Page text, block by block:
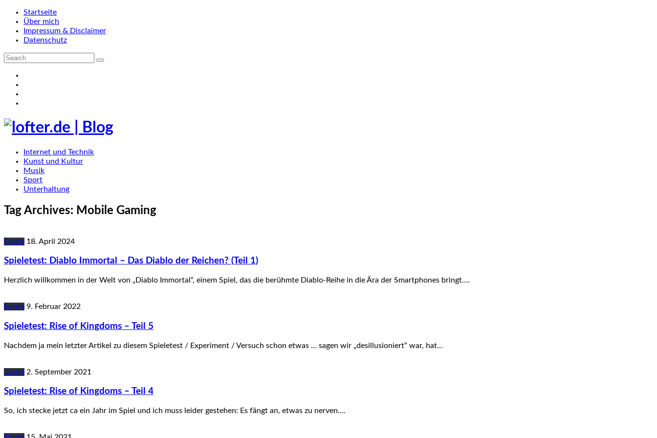
Startseite
Über mich
Impressum & Disclaimer
Datenschutz
Internet und Technik
Kunst und Kultur
Musik
Sport
Unterhaltung
Tag Archives: Mobile Gaming
Spiele 18. April 2024
Spieletest: Diablo Immortal – Das Diablo der Reichen? (Teil 1)
Herzlich willkommen in der Welt von „Diablo Immortal“, einem Spiel, das die berühmte Diablo-Reihe in die Ära der Smartphones bringt….
Spiele 9. Februar 2022
Spieletest: Rise of Kingdoms – Teil 5
Nachdem ja mein letzter Artikel zu diesem Spieletest / Experiment / Versuch schon etwas … sagen wir „desillusioniert“ war, hat…
Spiele 2. September 2021
Spieletest: Rise of Kingdoms – Teil 4
So, ich stecke jetzt ca ein Jahr im Spiel und ich muss leider gestehen: Es fängt an, etwas zu nerven….